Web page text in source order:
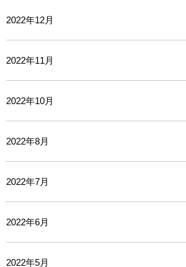
2022年12月
2022年11月
2022年10月
2022年8月
2022年7月
2022年6月
2022年5月